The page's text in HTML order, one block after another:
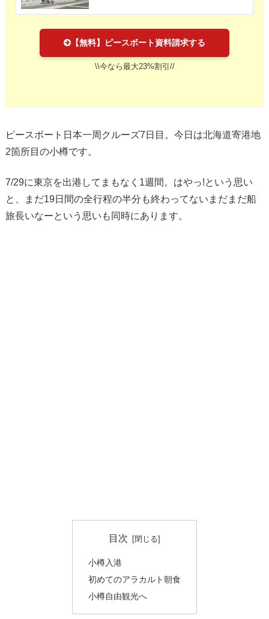
【無料】ピースボート資料請求する
\\今なら最大23%割引//
ピースボート日本一周クルーズ7日目。今日は北海道寄港地
2箇所目の小樽です。
7/29に東京を出港してまもなく1週間。はやっ!という思い
と、まだ19日間の全行程の半分も終わってないまだまだ船
旅長いなーという思いも同時にあります。
目次
小樽入港
初めてのアラカルト朝食
小樽自由観光へ